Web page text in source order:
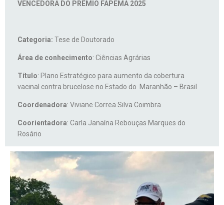
VENCEDORA DO PRÊMIO FAPEMA 2025
Categoria: Tese de Doutorado
Área de conhecimento: Ciências Agrárias
Título: Plano Estratégico para aumento da cobertura
vacinal contra brucelose no Estado do Maranhão – Brasil
Coordenadora: Viviane Correa Silva Coimbra
Coorientadora: Carla Janaína Rebouças Marques do
Rosário